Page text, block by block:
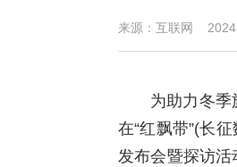
来源：互联网
为助力冬季
在“红飘带”(长
发布会暨探访活